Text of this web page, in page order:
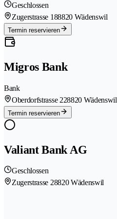
Geschlossen
Zugerstrasse 188820 Wädenswil
Termin reservieren
Migros Bank
Bank
Oberdorfstrasse 228820 Wädenswil
Termin reservieren
Valiant Bank AG
Geschlossen
Zugerstrasse 28820 Wädenswil